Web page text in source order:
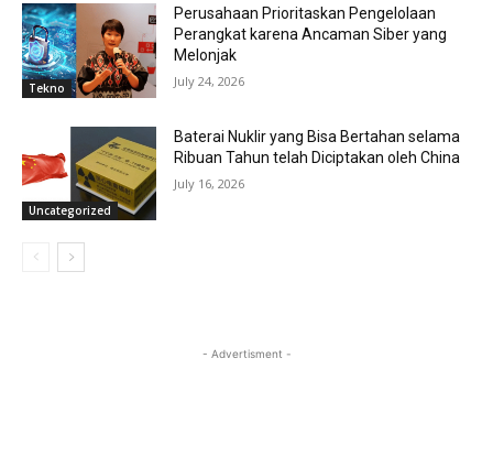
Tekno
Perusahaan Prioritaskan Pengelolaan
Perangkat karena Ancaman Siber yang
Melonjak
July 24, 2026
Uncategorized
Baterai Nuklir yang Bisa Bertahan selama
Ribuan Tahun telah Diciptakan oleh China
July 16, 2026
- Advertisment -